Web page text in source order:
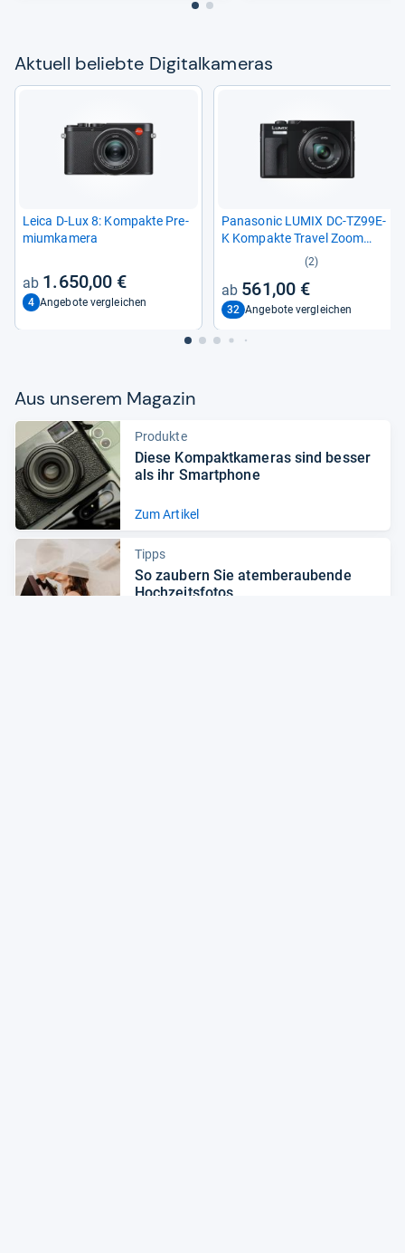
Aktu­ell beliebte Digi­tal­ka­me­ras
Leica D-​Lux 8: Kom­pakte Pre­
mi­um­ka­mera
1.650,00 €
4 Angebote vergleichen
Pana­so­nic LUMIX DC-​TZ99E-​
K Kom­pakte Tra­vel Zoom
(2)
561,00 €
32 Angebote vergleichen
Aus unse­rem Maga­zin
Produkte
Diese Kom­pakt­ka­me­ras sind bes­ser
als ihr Smart­phone
Zum Artikel
Tipps
So zau­bern Sie atem­be­rau­bende
Hoch­zeits­fo­tos